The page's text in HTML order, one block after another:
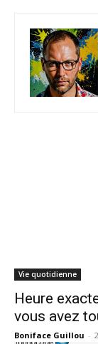
Vie quotidienne
Heure
vous avez
Boniface Guillou -